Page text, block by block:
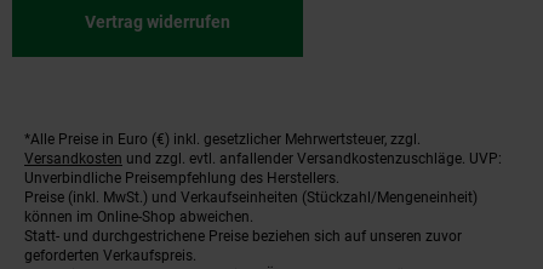
Vertrag widerrufen
Fußnoten
*Alle Preise in Euro (€) inkl. gesetzlicher Mehrwertsteuer, zzgl.
Versandkosten und zzgl. evtl. anfallender Versandkostenzuschläge. UVP:
Unverbindliche Preisempfehlung des Herstellers.
Preise (inkl. MwSt.) und Verkaufseinheiten (Stückzahl/Mengeneinheit)
können im Online-Shop abweichen.
Statt- und durchgestrichene Preise beziehen sich auf unseren zuvor
geforderten Verkaufspreis.